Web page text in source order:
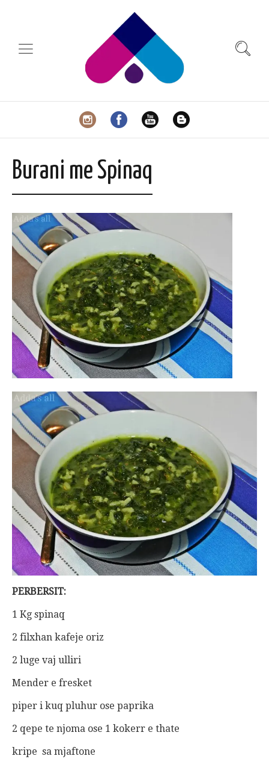
Burani me Spinaq
PERBERSIT:
1 Kg spinaq
2 filxhan kafeje oriz
2 luge vaj ulliri
Mender e fresket
piper i kuq pluhur ose paprika
2 qepe te njoma ose 1 kokerr e thate
kripe sa mjaftone